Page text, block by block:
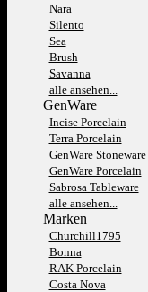
Nara
Silento
Sea
Brush
Savanna
alle ansehen...
GenWare
Incise Porcelain
Terra Porcelain
GenWare Stoneware
GenWare Porcelain
Sabrosa Tableware
alle ansehen...
Marken
Churchill1795
Bonna
RAK Porcelain
Costa Nova